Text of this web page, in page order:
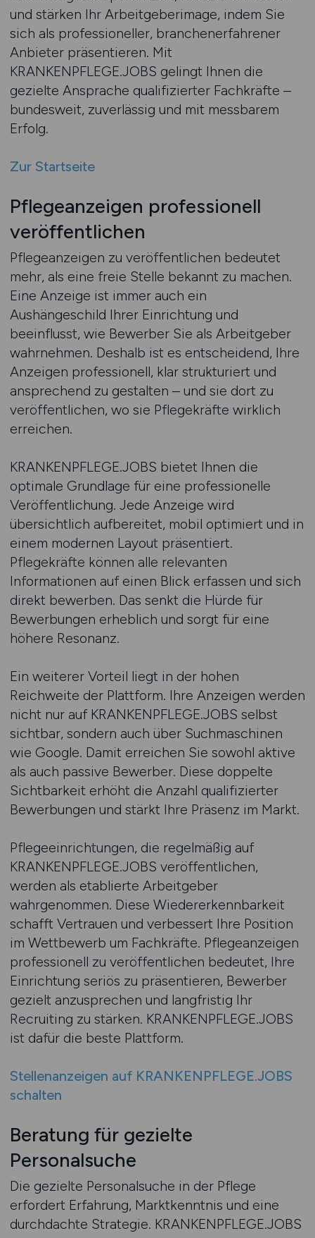
und stärken Ihr Arbeitgeberimage, indem Sie
sich als professioneller, branchenerfahrener
Anbieter präsentieren. Mit
KRANKENPFLEGE.JOBS gelingt Ihnen die
gezielte Ansprache qualifizierter Fachkräfte –
bundesweit, zuverlässig und mit messbarem
Erfolg.
Zur Startseite
Pflegeanzeigen professionell
veröffentlichen
Pflegeanzeigen zu veröffentlichen bedeutet
mehr, als eine freie Stelle bekannt zu machen.
Eine Anzeige ist immer auch ein
Aushängeschild Ihrer Einrichtung und
beeinflusst, wie Bewerber Sie als Arbeitgeber
wahrnehmen. Deshalb ist es entscheidend, Ihre
Anzeigen professionell, klar strukturiert und
ansprechend zu gestalten – und sie dort zu
veröffentlichen, wo sie Pflegekräfte wirklich
erreichen.
KRANKENPFLEGE.JOBS bietet Ihnen die
optimale Grundlage für eine professionelle
Veröffentlichung. Jede Anzeige wird
übersichtlich aufbereitet, mobil optimiert und in
einem modernen Layout präsentiert.
Pflegekräfte können alle relevanten
Informationen auf einen Blick erfassen und sich
direkt bewerben. Das senkt die Hürde für
Bewerbungen erheblich und sorgt für eine
höhere Resonanz.
Ein weiterer Vorteil liegt in der hohen
Reichweite der Plattform. Ihre Anzeigen werden
nicht nur auf KRANKENPFLEGE.JOBS selbst
sichtbar, sondern auch über Suchmaschinen
wie Google. Damit erreichen Sie sowohl aktive
als auch passive Bewerber. Diese doppelte
Sichtbarkeit erhöht die Anzahl qualifizierter
Bewerbungen und stärkt Ihre Präsenz im Markt.
Pflegeeinrichtungen, die regelmäßig auf
KRANKENPFLEGE.JOBS veröffentlichen,
werden als etablierte Arbeitgeber
wahrgenommen. Diese Wiedererkennbarkeit
schafft Vertrauen und verbessert Ihre Position
im Wettbewerb um Fachkräfte. Pflegeanzeigen
professionell zu veröffentlichen bedeutet, Ihre
Einrichtung seriös zu präsentieren, Bewerber
gezielt anzusprechen und langfristig Ihr
Recruiting zu stärken. KRANKENPFLEGE.JOBS
ist dafür die beste Plattform.
Stellenanzeigen auf KRANKENPFLEGE.JOBS
schalten
Beratung für gezielte
Personalsuche
Die gezielte Personalsuche in der Pflege
erfordert Erfahrung, Marktkenntnis und eine
durchdachte Strategie. KRANKENPFLEGE.JOBS